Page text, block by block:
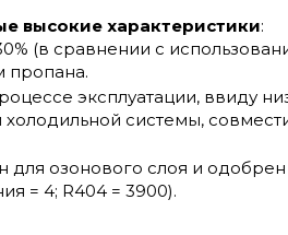
высокие характеристики:
(в сравнении с
пропана.
эксплуатации, ввиду
холодильной системы,
для озонового слоя и
= 4; R404 = 3900).